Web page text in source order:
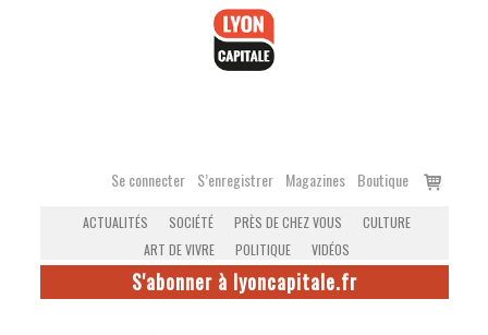
Se connecter S’enregistrer Magazines Boutique
Voir
ACTUALITÉS SOCIÉTÉ PRÈS DE CHEZ VOUS
CULTURE
ART DE VIVRE
POLITIQUE VIDÉOS
S'abonner à lyoncapitale.fr